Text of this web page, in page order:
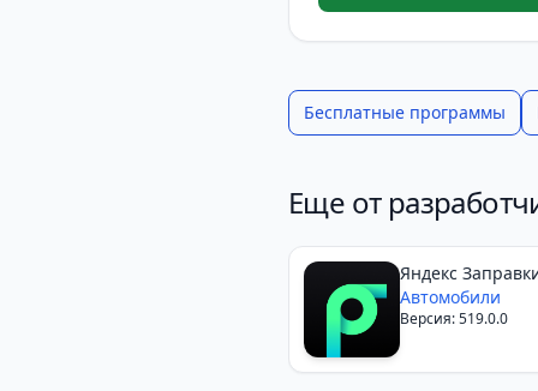
Бесплатные программы
Еще от
Яндекс
на карте
Автомобили
Версия: 519.0.0